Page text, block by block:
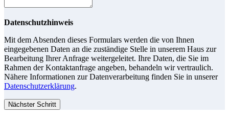
Datenschutzhinweis
Mit dem Absenden dieses Formulars werden die von Ihnen
eingegebenen Daten an die zuständige Stelle in unserem Haus zur
Bearbeitung Ihrer Anfrage weitergeleitet. Ihre Daten, die Sie im
Rahmen der Kontaktanfrage angeben, behandeln wir vertraulich.
Nähere Informationen zur Datenverarbeitung finden Sie in unserer
Datenschutzerklärung.
Nächster Schritt